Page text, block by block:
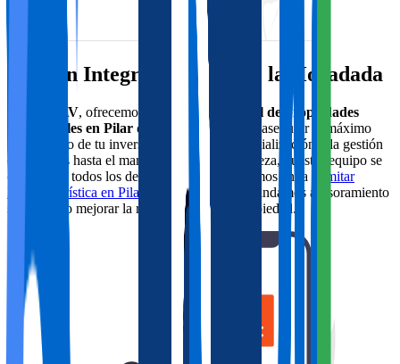
Gestión Integral en Pilar de la Horadada
DYGAV, ofrecemos una
gestión integral de propiedades
vacacionales en Pilar de la Horadada
para asegurar el máximo
rendimiento de tu inversión. Desde la comercialización y la gestión
de reservas hasta el mantenimiento y la limpieza, nuestro equipo se
encarga de todos los detalles. Además, asistimos en la tramitar
licencia turística en Pilar de la Horadada
y brindamos asesoramiento
sobre cómo mejorar la rentabilidad de tu propiedad.